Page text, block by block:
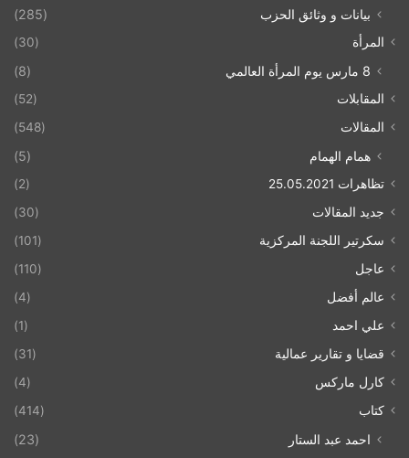
بيانات و وثائق الحزب (285)
المرأة (30)
8 مارس يوم المرأة العالمي (8)
المقابلات
(52)
المقالات
(548)
همام الهمام (5)
تظاهرات 25.05.2021
(2)
جديد المقالات
(30)
سكرتير اللجنة المركزية
(101)
عاجل
(110)
عالم أفضل
(4)
علي احمد
(1)
قضايا و تقارير عمالية
(31)
كارل ماركس
(4)
كتاب
(414)
احمد عبد الستار
(23)